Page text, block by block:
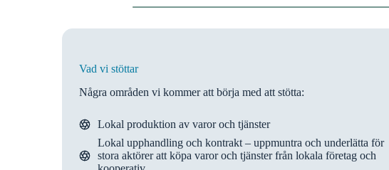
Vad vi stöttar
Några områden vi kommer att börja med att stötta:
Lokal produktion av varor och tjänster
Lokal upphandling och kontrakt – uppmuntra och underlätta för
stora aktörer att köpa varor och tjänster från lokala företag och